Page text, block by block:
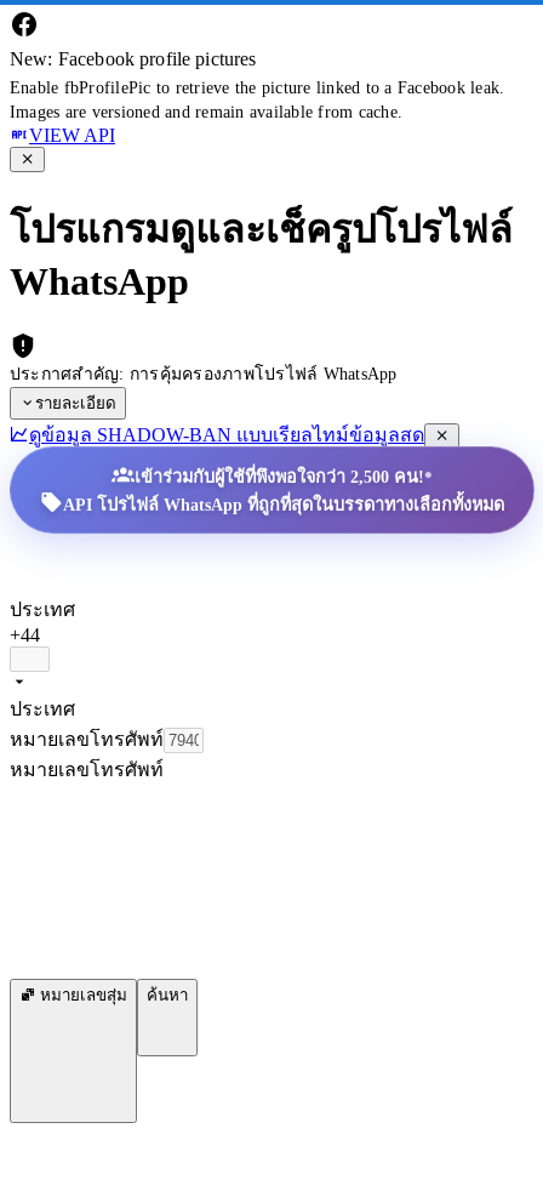
New: Facebook profile pictures
Enable fbProfilePic to retrieve the picture linked to a Facebook leak.
Images are versioned and remain available from cache.
VIEW API
โปรแกรมดูและเช็ครูปโปรไฟล์
WhatsApp
ประกาศสำคัญ: การคุ้มครองภาพโปรไฟล์ WhatsApp
รายละเอียด
ดูข้อมูล SHADOW-BAN แบบเรียลไทม์ข้อมูลสด
เข้าร่วมกับผู้ใช้ที่พึงพอใจกว่า 2,500 คน!•
API โปรไฟล์ WhatsApp ที่ถูกที่สุดในบรรดาทางเลือกทั้งหมด
ประเทศ
+44
ประเทศ
หมายเลขโทรศัพท์
หมายเลขโทรศัพท์
หมายเลขสุ่ม ค้นหา